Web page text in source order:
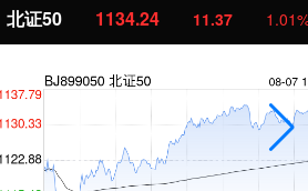
1134.24 11.37 1.01%